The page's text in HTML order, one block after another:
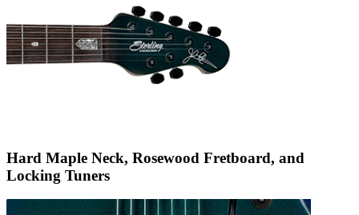
Hard Maple Neck, Rosewood Fretboard, and
Locking Tuners